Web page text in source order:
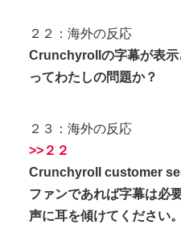
２２：海外の反応
Crunchyrollの字幕が表示
ってわたしの問題か？
２３：海外の反応
>>２２
Crunchyroll customer
ファンであれば字幕は必
声に耳を傾けてください。